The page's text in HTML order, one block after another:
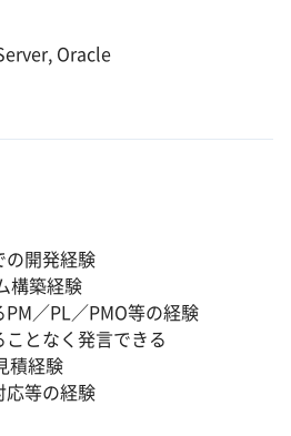
Oracle
の開発経験
構築経験
PM／PL／PMO等の経験
ことなく発言できる
積経験
応等の経験